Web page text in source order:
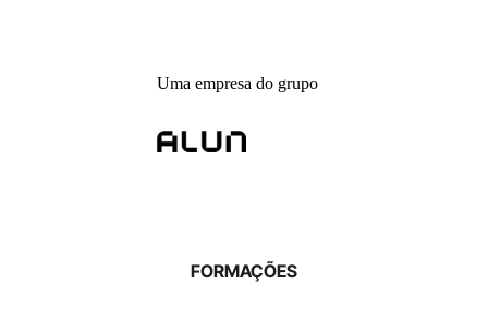
Uma empresa do grupo
FORMAÇÕES